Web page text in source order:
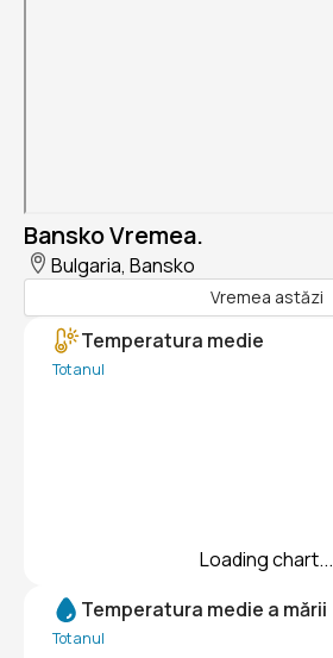
Bansko Vremea.
Bulgaria, Bansko
Vremea astăzi
Temperatura medie
Tot anul
Loading chart...
Temperatura medie a mării
Tot anul